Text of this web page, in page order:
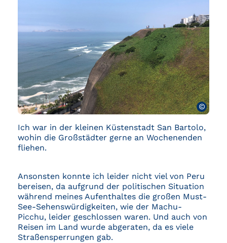
©
Ich war in der kleinen Küstenstadt San Bartolo,
wohin die Großstädter gerne an Wochenenden
fliehen.
Ansonsten konnte ich leider nicht viel von Peru
bereisen, da aufgrund der politischen Situation
während meines Aufenthaltes die großen Must-
See-Sehenswürdigkeiten, wie der Machu-
Picchu, leider geschlossen waren. Und auch von
Reisen im Land wurde abgeraten, da es viele
Straßensperrungen gab.